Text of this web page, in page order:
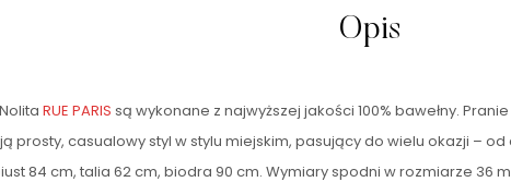
Opis
Nolita RUE PARIS są wykonane z najwyższej jakości 100% bawełny.
prosty, casualowy styl w stylu miejskim, pasujący do wielu okazji –
84 cm, talia 62 cm, biodra 90 cm. Wymiary spodni w rozmiarze 36